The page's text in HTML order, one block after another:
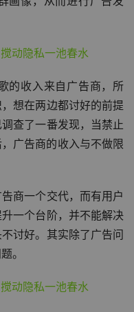
的收入来自广告商，所
想在两边都讨好的前提
查了一番发现，当禁止
广告商的收入与不做限
商一个交代，而有用户
一个台阶，并不能解决
讨好。其实除了广告问
。